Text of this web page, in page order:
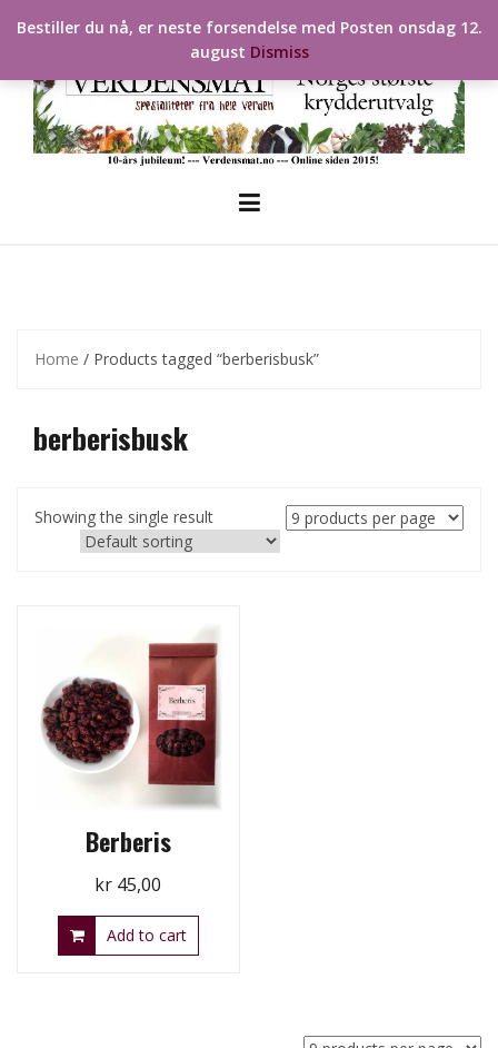
Home / Products tagged “berberisbusk”
berberisbusk
Showing the single result
Berberis
kr 45,00
Add to cart
Bestiller du nå, er neste forsendelse med Posten onsdag 12.
august Dismiss